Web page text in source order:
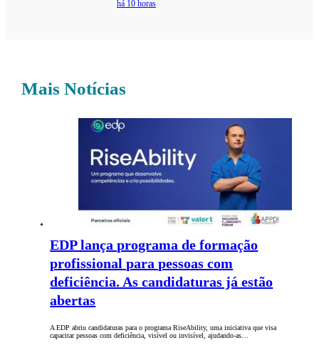
há 10 horas
Mais Notícias
EDP lança programa de formação
profissional para pessoas com
deficiência. As candidaturas já estão
abertas
A EDP abriu candidaturas para o programa RiseAbility, uma iniciativa que visa
capacitar pessoas com deficiência, visível ou invisível, ajudando-as…